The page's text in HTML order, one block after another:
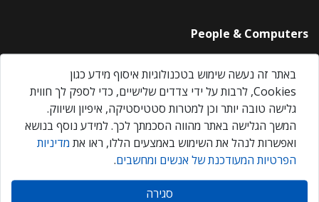
People & Computers
About Us
Privacy Policy
Contact Us
Our Events
אנשים ומחשבים © 2026 – כל הזכויות שמורות
באתר זה נעשה שימוש בטכנולוגיות איסוף מידע כגון
Cookies, לרבות על ידי צדדים שלישיים, כדי לספק לך חווית
גלישה טובה יותר וכן למטרות סטטיסטיקה, איפיון ושיווק.
המשך הגלישה באתר מהווה הסכמתך לכך. למידע נוסף בנושא
ואפשרות לנהל את השימוש באמצעים הללו, ראו את מדיניות
הפרטיות המעודכנת של אנשים ומחשבים.
סגירה